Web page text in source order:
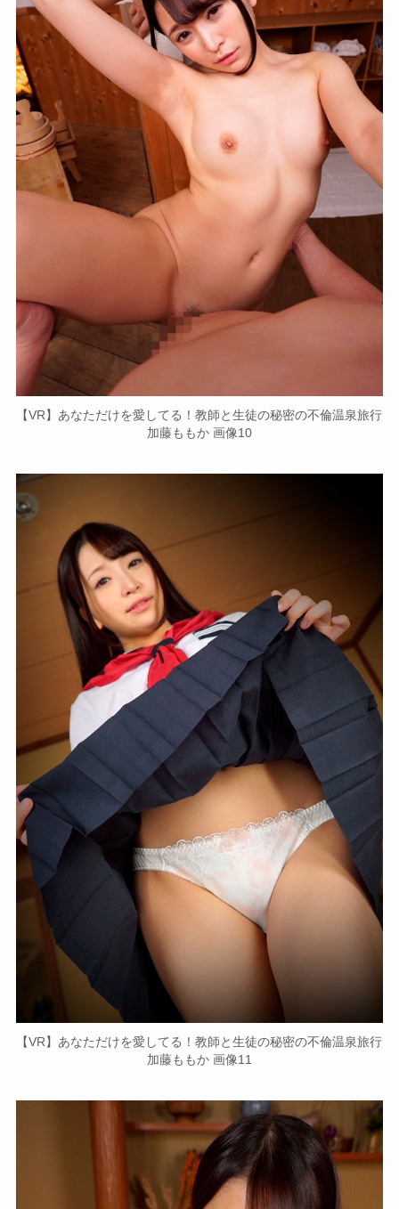
【VR】あなただけを愛してる！教師と生徒の秘密の不倫温泉旅行
加藤ももか 画像10
【VR】あなただけを愛してる！教師と生徒の秘密の不倫温泉旅行
加藤ももか 画像11